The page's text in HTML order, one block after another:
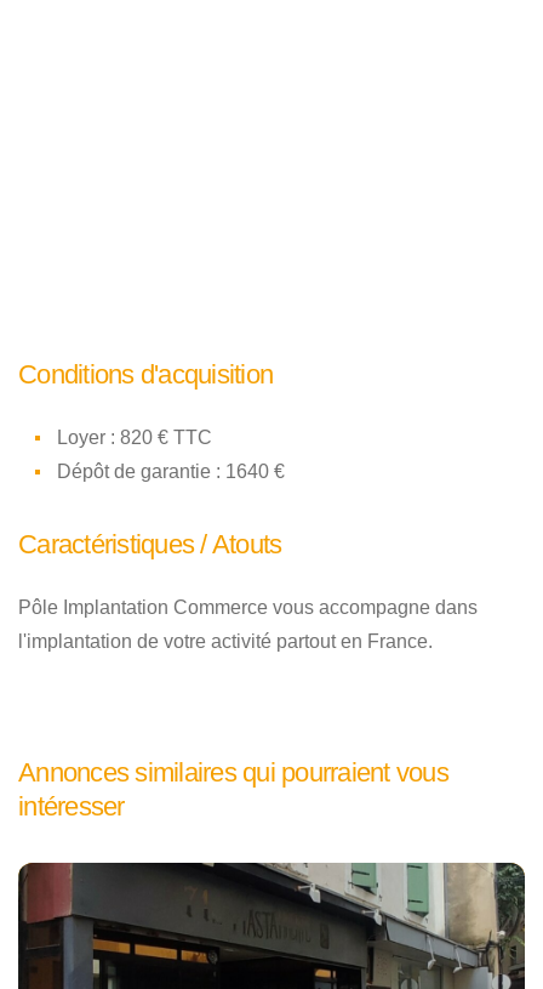
Conditions d'acquisition
Loyer : 820 € TTC
Dépôt de garantie : 1640 €
Caractéristiques / Atouts
Pôle Implantation Commerce vous accompagne dans
l'implantation de votre activité partout en France.
Annonces similaires qui pourraient vous
intéresser